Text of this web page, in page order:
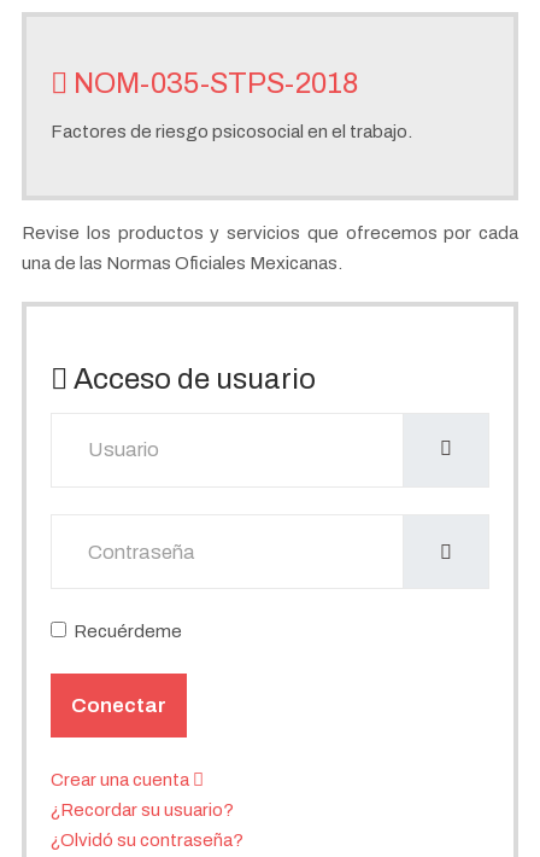
NOM-035-STPS-2018
Factores de riesgo psicosocial en el trabajo.
Revise los productos y servicios que ofrecemos por cada
una de las Normas Oficiales Mexicanas.
Acceso de usuario
Recuérdeme
Conectar
Crear una cuenta
¿Recordar su usuario?
¿Olvidó su contraseña?